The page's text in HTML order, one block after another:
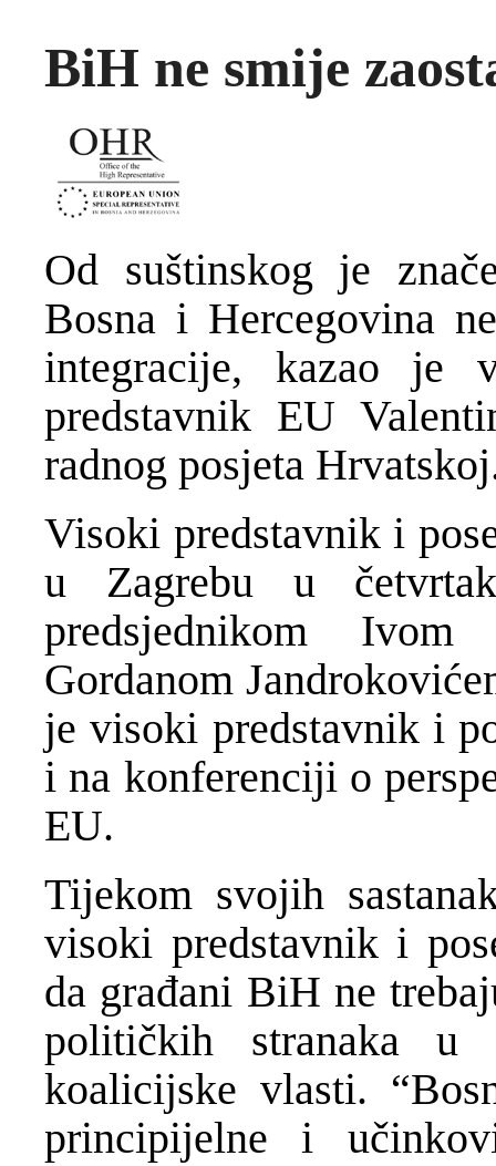
BiH ne smije
Od suštinskog je
Bosna i Hercegovina
integracije, kazao je
predstavnik EU
radnog posjeta
Visoki predstavnik i
u Zagrebu u
predsjednikom
Gordanom
je visoki predstavnik i
i na konferenciji o
EU.
Tijekom svojih
visoki predstavnik i
da građani BiH ne
političkih stranaka u
koalicijske vlasti.
principijelne i